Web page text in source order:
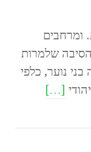
ומרחבים
הסיבה שלמרות
נוער, כלפי
[…]